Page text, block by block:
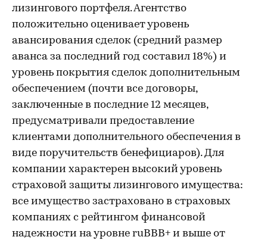
лизингового портфеля. Агентство
положительно оценивает уровень
авансирования сделок (средний размер
аванса за последний год составил 18%) и
уровень покрытия сделок дополнительным
обеспечением (почти все договоры,
заключенные в последние 12 месяцев,
предусматривали предоставление
клиентами дополнительного обеспечения в
виде поручительств бенефициаров). Для
компании характерен высокий уровень
страховой защиты лизингового имущества:
все имущество застраховано в страховых
компаниях с рейтингом финансовой
надежности на уровне ruBBB+ и выше от